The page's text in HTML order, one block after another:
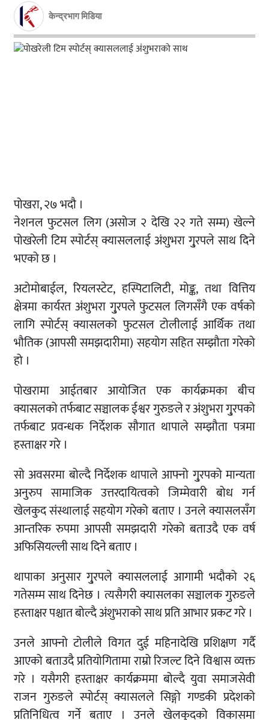
केन्द्रभाग मिडिया
पोखरा, २७ भदौ ।
नेशनल फुटसल लिग (असोज २ देखि २२ गते सम्म) खेल्ने
पोखरेली टिम स्पोर्टस् क्यासललाई अंशुभरा गु्रपले साथ दिने
भएको छ ।
अटोमोबाईल, रियलस्टेट, हस्पिटालिटी, मोङ्क, तथा वित्तिय
क्षेत्रमा कार्यरत अंशुभरा गु्रपले फुटसल लिगसँगै एक वर्षको
लागि स्पोर्टस् क्यासलको फुटसल टोलीलाई आर्थिक तथा
भौतिक (आपसी समझदारीमा) सहयोग सहित सम्झौता गरेको
हो ।
पोखरामा आईतबार आयोजित एक कार्यक्रमका बीच
क्यासलको तर्फबाट सञ्चालक ईश्वर गुरुङले र अंशुभरा गु्रपको
तर्फबाट प्रवन्धक निर्देशक सौगात थापाले सम्झौता पत्रमा
हस्ताक्षर गरे ।
सो अवसरमा बोल्दै निर्देशक थापाले आफ्नो गु्रपको मान्यता
अनुरुप सामाजिक उत्तरदायित्वको जिम्मेवारी बोध गर्न
खेलकुद संस्थालाई सहयोग गरेको बताए । उनले क्यासलसँग
आन्तरिक रुपमा आपसी समझदारी गरेको बताउदै एक वर्ष
अफिसियल्ली साथ दिने बताए ।
थापाका अनुसार गु्रपले क्यासललाई आगामी भदौको २६
गतेसम्म साथ दिनेछ । त्यसैगरी क्यासलका सञ्चालक गुरुङले
हस्ताक्षर पश्चात बोल्दै अंशुभराको साथ प्रति आभार प्रकट गरे ।
उनले आफ्नो टोलीले विगत दुई महिनादेखि प्रशिक्षण गर्दै
आएको बताउदै प्रतियोगितामा राम्रो रिजल्ट दिने विश्वास व्यक्त
गरे । यसैगरी हस्ताक्षर कार्यक्रममा बोल्दै युवा समाजसेवी
राजन गुरुङले स्पोर्टस् क्यासलले सिङ्गो गण्डकी प्रदेशको
प्रतिनिधित्व गर्ने बताए । उनले खेलकुदको विकासमा